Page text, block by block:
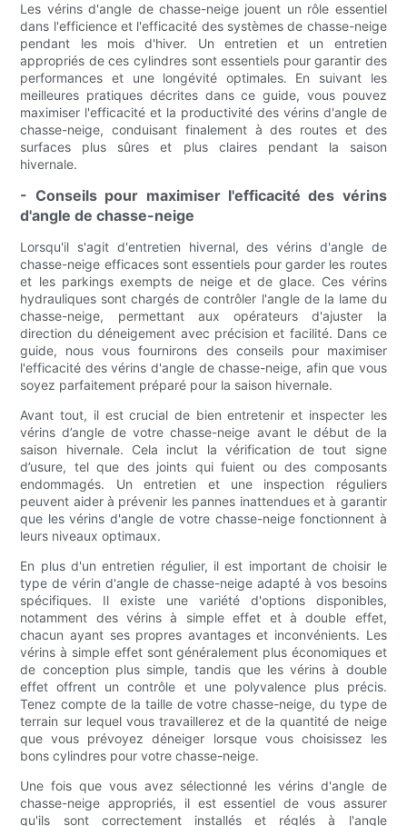
Les vérins d'angle de chasse-neige jouent un rôle essentiel
dans l'efficience et l'efficacité des systèmes de chasse-neige
pendant les mois d'hiver. Un entretien et un entretien
appropriés de ces cylindres sont essentiels pour garantir des
performances et une longévité optimales. En suivant les
meilleures pratiques décrites dans ce guide, vous pouvez
maximiser l'efficacité et la productivité des vérins d'angle de
chasse-neige, conduisant finalement à des routes et des
surfaces plus sûres et plus claires pendant la saison
hivernale.
- Conseils pour maximiser l'efficacité des vérins
d'angle de chasse-neige
Lorsqu'il s'agit d'entretien hivernal, des vérins d'angle de
chasse-neige efficaces sont essentiels pour garder les routes
et les parkings exempts de neige et de glace. Ces vérins
hydrauliques sont chargés de contrôler l'angle de la lame du
chasse-neige, permettant aux opérateurs d'ajuster la
direction du déneigement avec précision et facilité. Dans ce
guide, nous vous fournirons des conseils pour maximiser
l'efficacité des vérins d'angle de chasse-neige, afin que vous
soyez parfaitement préparé pour la saison hivernale.
Avant tout, il est crucial de bien entretenir et inspecter les
vérins d’angle de votre chasse-neige avant le début de la
saison hivernale. Cela inclut la vérification de tout signe
d’usure, tel que des joints qui fuient ou des composants
endommagés. Un entretien et une inspection réguliers
peuvent aider à prévenir les pannes inattendues et à garantir
que les vérins d'angle de votre chasse-neige fonctionnent à
leurs niveaux optimaux.
En plus d'un entretien régulier, il est important de choisir le
type de vérin d'angle de chasse-neige adapté à vos besoins
spécifiques. Il existe une variété d'options disponibles,
notamment des vérins à simple effet et à double effet,
chacun ayant ses propres avantages et inconvénients. Les
vérins à simple effet sont généralement plus économiques et
de conception plus simple, tandis que les vérins à double
effet offrent un contrôle et une polyvalence plus précis.
Tenez compte de la taille de votre chasse-neige, du type de
terrain sur lequel vous travaillerez et de la quantité de neige
que vous prévoyez déneiger lorsque vous choisissez les
bons cylindres pour votre chasse-neige.
Une fois que vous avez sélectionné les vérins d'angle de
chasse-neige appropriés, il est essentiel de vous assurer
qu'ils sont correctement installés et réglés à l'angle